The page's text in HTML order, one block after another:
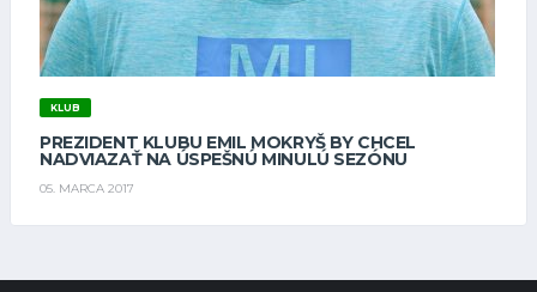
KLUB
PREZIDENT KLUBU EMIL MOKRYŠ BY CHCEL
NADVIAZAŤ NA ÚSPEŠNÚ MINULÚ SEZÓNU
05. MARCA 2017